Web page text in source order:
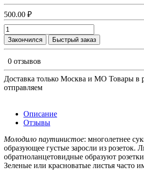
500.00 ₽
Закончился Быстрый заказ
0 отзывов
Доставка только Москва и МО Товары в
отправляем
Описание
Отзывы
Молодило паутинистое: многолетнее
образующее густые заросли из розеток.
обратноланцетовидные образуют
Зеленые или красноватые листья часто